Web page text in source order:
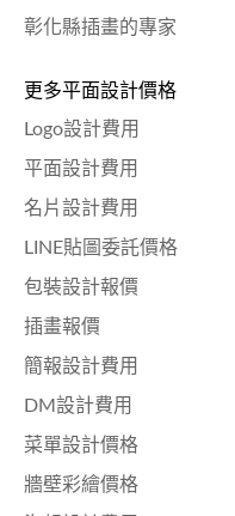
彰化縣插畫的專家
更多平面設計價格
Logo設計費用
平面設計費用
名片設計費用
LINE貼圖委託價格
包裝設計報價
插畫報價
簡報設計費用
DM設計費用
菜單設計價格
牆壁彩繪價格